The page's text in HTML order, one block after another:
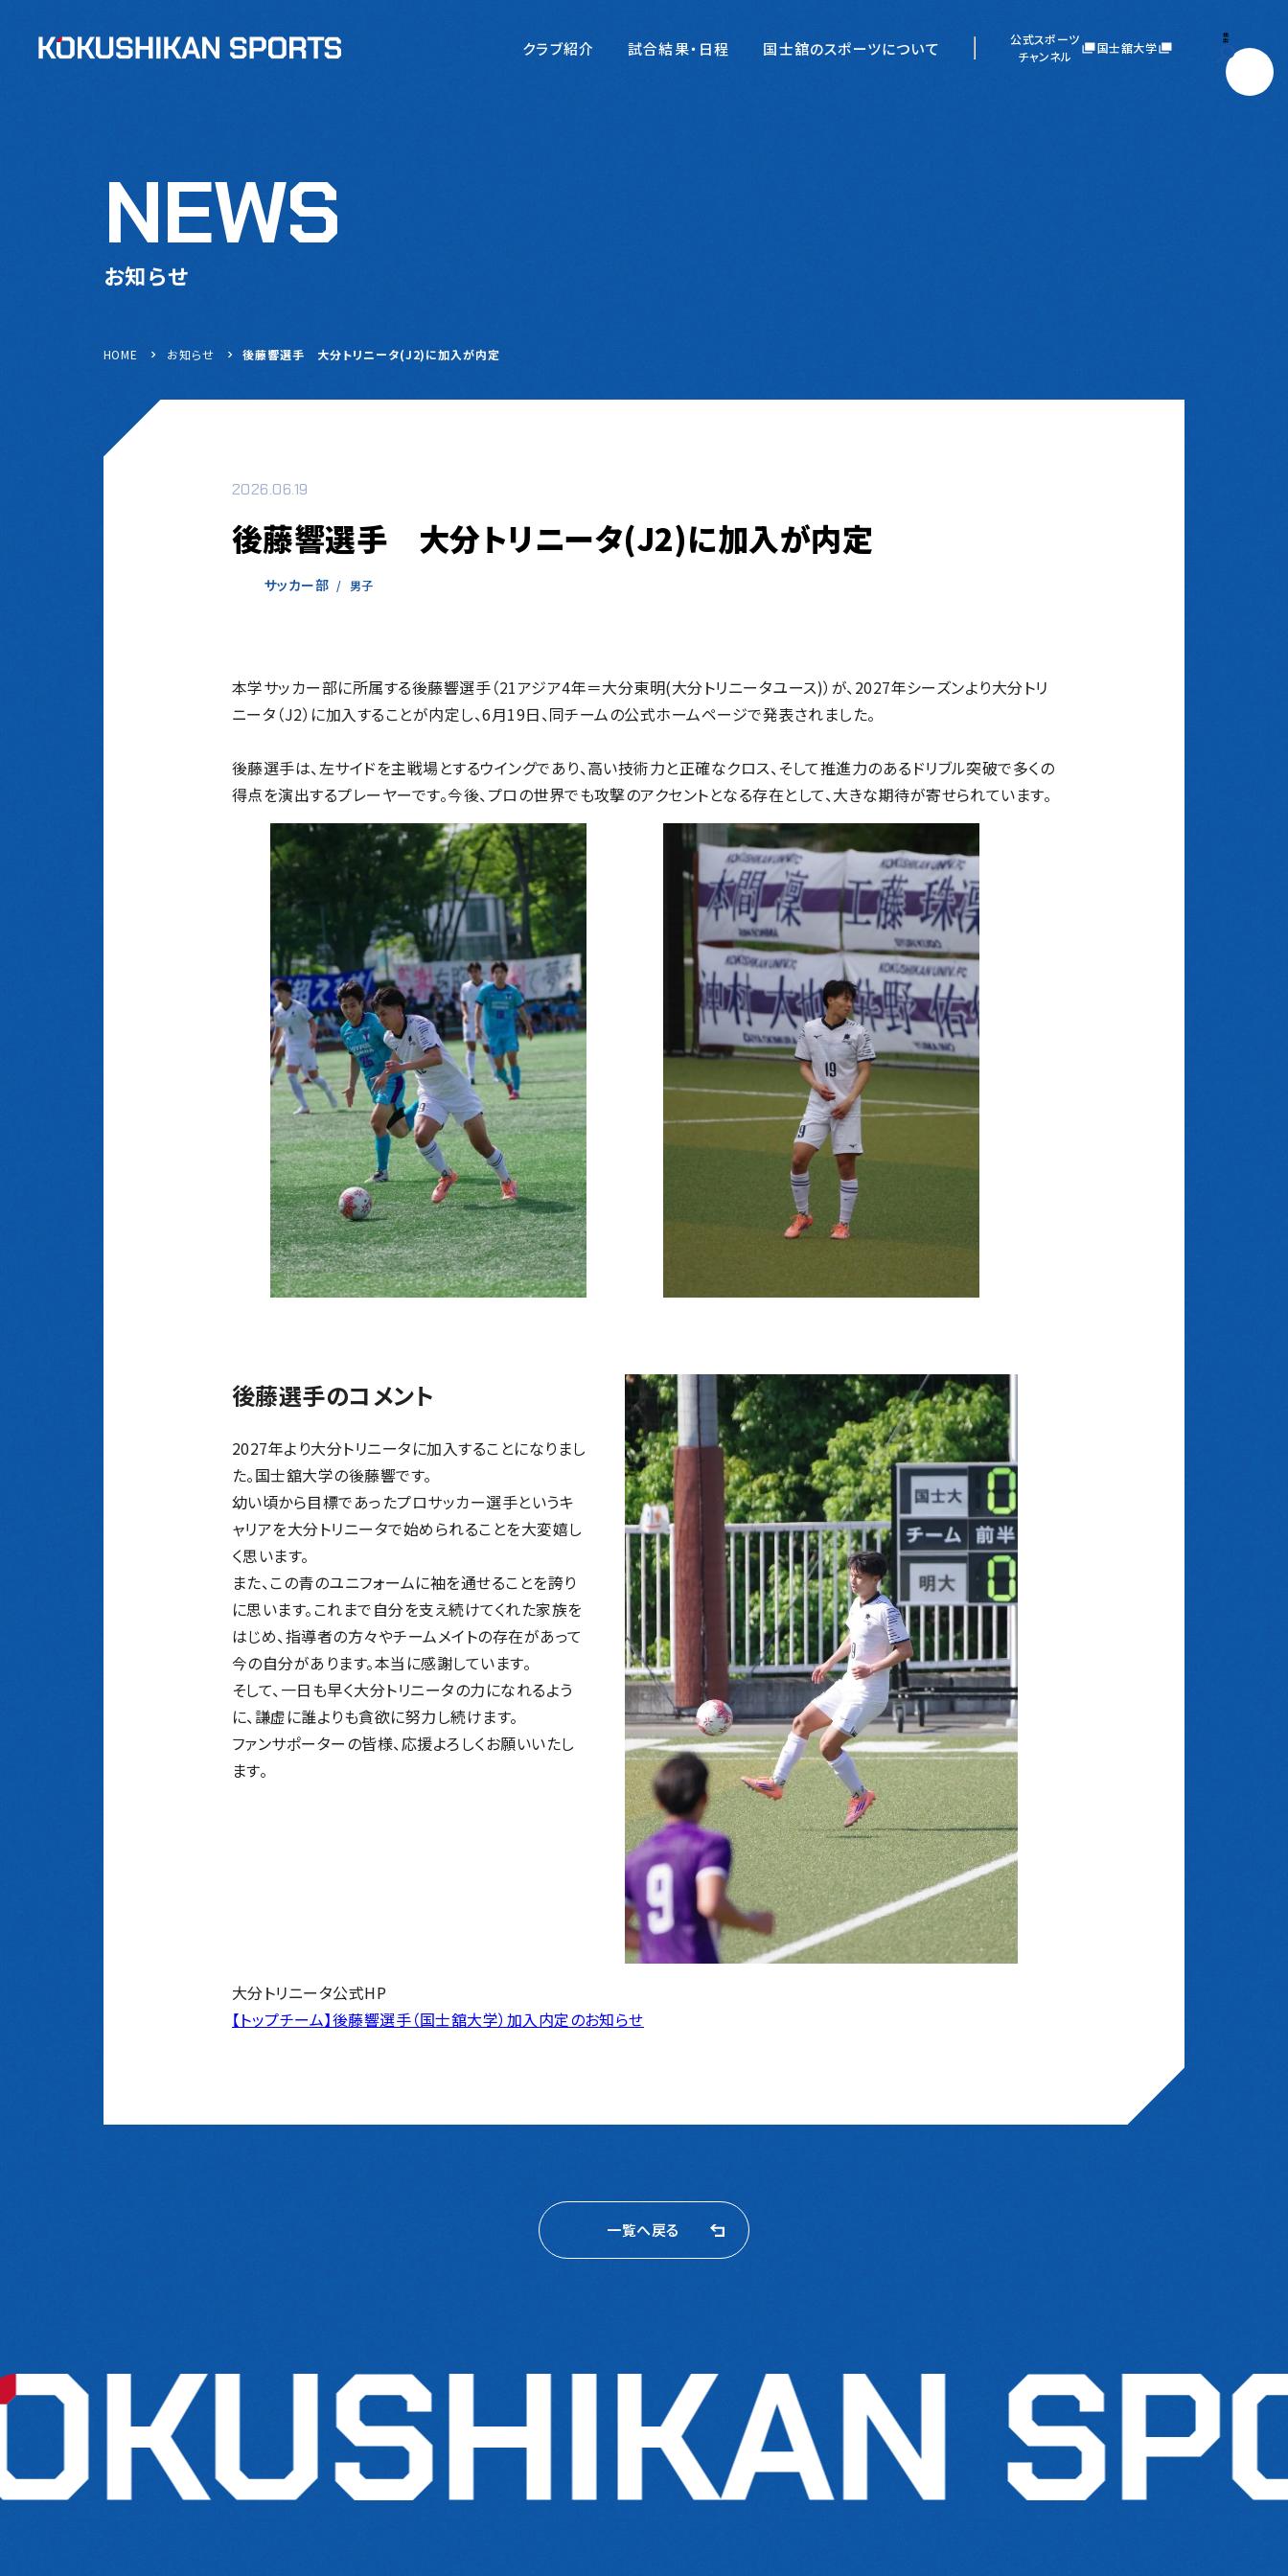
クラブ紹介 試合結果・日程 国士舘のスポーツについて
公式スポーツ
チャンネル
国士舘大学
検
索
NEWS
お知らせ
HOME お知らせ 後藤響選手 大分トリニータ(J2)に加入が内定
2026.06.19
後藤響選手 大分トリニータ(J2)に加入が内定
サッカー部 男子
本学サッカー部に所属する後藤響選手（21アジア4年＝大分東明(大分トリニータユース)）が、2027年シーズンより大分トリ
ニータ（J2）に加入することが内定し、6月19日、同チームの公式ホームページで発表されました。
後藤選手は、左サイドを主戦場とするウイングであり、高い技術力と正確なクロス、そして推進力のあるドリブル突破で多くの
得点を演出するプレーヤーです。今後、プロの世界でも攻撃のアクセントとなる存在として、大きな期待が寄せられています。
後藤選手のコメント
2027年より大分トリニータに加入することになりまし
た。国士舘大学の後藤響です。
幼い頃から目標であったプロサッカー選手というキ
ャリアを大分トリニータで始められることを大変嬉し
く思います。
また、この青のユニフォームに袖を通せることを誇り
に思います。これまで自分を支え続けてくれた家族を
はじめ、指導者の方々やチームメイトの存在があって
今の自分があります。本当に感謝しています。
そして、一日も早く大分トリニータの力になれるよう
に、謙虚に誰よりも貪欲に努力し続けます。
ファンサポーターの皆様、応援よろしくお願いいたし
ます。
大分トリニータ公式HP
【トップチーム】後藤響選手（国士舘大学）加入内定のお知らせ
一覧へ戻る